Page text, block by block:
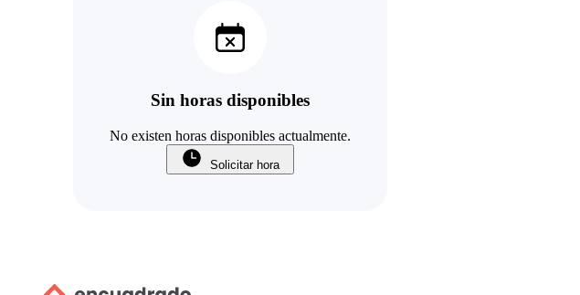
Sin horas disponibles
No existen horas disponibles actualmente.
Solicitar hora